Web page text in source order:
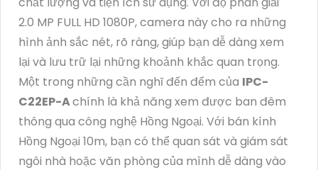
2.0 MP FULL HD 1080P, camera này cho ra những
hình ảnh sắc nét, rõ ràng, giúp bạn dễ dàng xem
lại và lưu trữ lại những khoảnh khắc quan trọng.
Một trong những cần nghĩ đến đểm của IPC-
C22EP-Achính là khả năng xem được ban đêm
thông qua công nghệ Hồng Ngoại. Với bán kính
Hồng Ngoại 10m, bạn có thể quan sát và giám sát
ngôi nhà hoặc văn phòng của mình dễ dàng vào